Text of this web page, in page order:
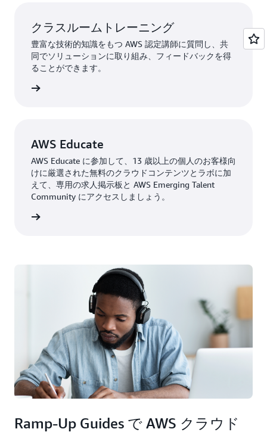
クラスルームトレーニング
豊富な技術的知識をもつ AWS 認定講師に質問し、共
同でソリューションに取り組み、フィードバックを得
ることができます。
AWS Educate
AWS Educate に参加して、13 歳以上の個人のお客様向
けに厳選された無料のクラウドコンテンツとラボに加
えて、専用の求人掲示板と AWS Emerging Talent
Community にアクセスしましょう。
Ramp-Up Guides で AWS クラウド